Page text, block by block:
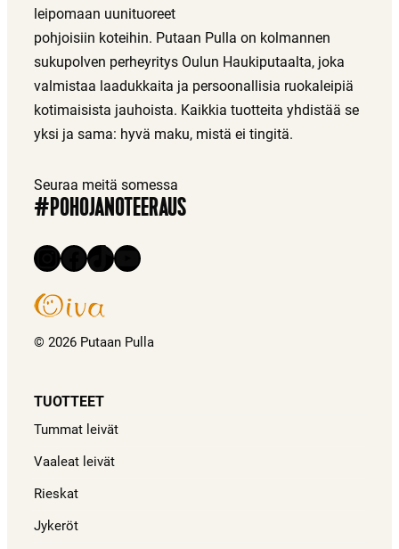
leipomaan uunituoreet
pohjoisiin koteihin. Putaan Pulla on kolmannen
sukupolven perheyritys Oulun Haukiputaalta, joka
valmistaa laadukkaita ja persoonallisia ruokaleipiä
kotimaisista jauhoista. Kaikkia tuotteita yhdistää se
yksi ja sama: hyvä maku, mistä ei tingitä.
Seuraa meitä somessa
#POHOJANOTEERAUS
Instagram
Facebook
TikTokYouTube
© 2026 Putaan Pulla
TUOTTEET
Tummat leivät
Vaaleat leivät
Rieskat
Jykeröt